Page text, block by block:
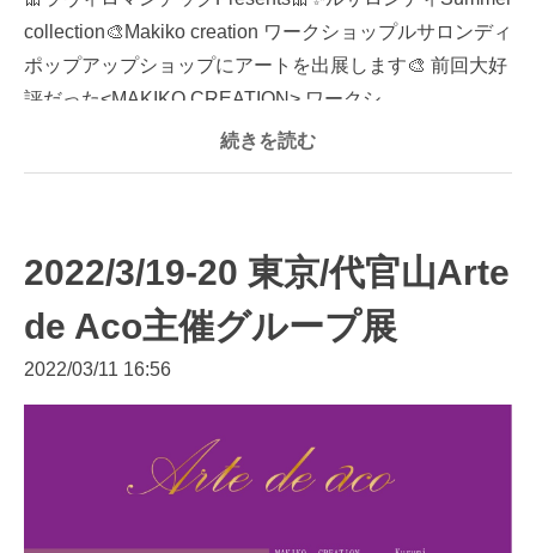
collection🎨Makiko creation ワークショップルサロンディ
ポップアップショップにアートを出展します🎨 前回大好
評だった<MAKIKO CREATION> ワークシ...
続きを読む
2022/3/19-20 東京/代官山Arte
de Aco主催グループ展
2022/03/11 16:56